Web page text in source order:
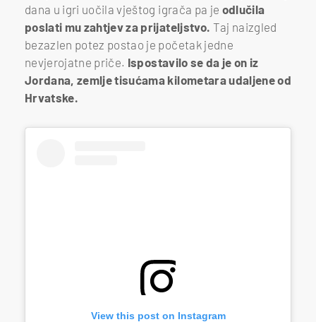
dana u igri uočila vještog igrača pa je odlučila
poslati mu zahtjev za prijateljstvo. Taj naizgled
bezazlen potez postao je početak jedne
nevjerojatne priče. Ispostavilo se da je on iz
Jordana, zemlje tisućama kilometara udaljene od
Hrvatske.
View this post on Instagram